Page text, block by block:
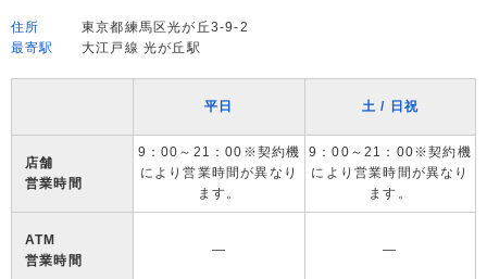
住所
東京都練馬区光が丘3-9-2
最寄駅
大江戸線 光が丘駅
平日 土 / 日祝
店舗
営業時間
9：00～21：00※契約機
により営業時間が異なり
ます。
9：00～21：00※契約機
により営業時間が異なり
ます。
ATM
営業時間
― ―